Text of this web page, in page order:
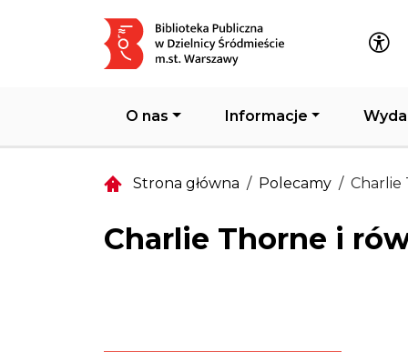
O nas Informacje
Strona główna Polecamy Charlie
Charlie Thorne i